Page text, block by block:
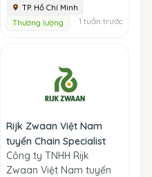
TP. Hồ Chí Minh
Thương lượng
1 tuần trước
Rijk Zwaan Việt Nam
tuyển Chain Specialist
Công ty TNHH Rijk
Zwaan Việt Nam tuyển